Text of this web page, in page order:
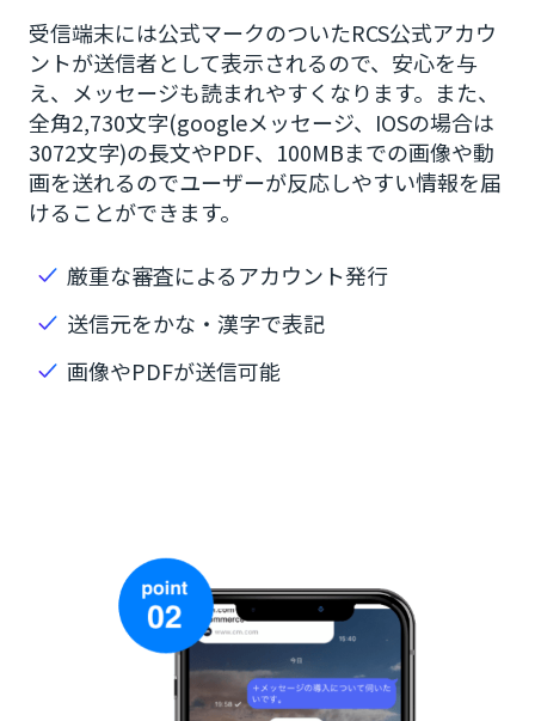
受信端末には公式マークのついたRCS公式アカウ
ントが送信者として表示されるので、安心を与
え、メッセージも読まれやすくなります。また、
全角2,730文字(googleメッセージ、IOSの場合は
3072文字)の長文やPDF、100MBまでの画像や動
画を送れるのでユーザーが反応しやすい情報を届
けることができます。
厳重な審査によるアカウント発行
送信元をかな・漢字で表記
画像やPDFが送信可能